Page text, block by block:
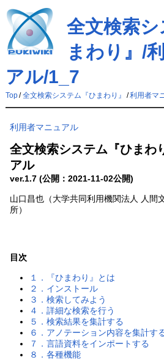
全文検索
まわり』/
アル/1_7
Top/ 全文検索システム『ひまわり』 /利用者マ
利用者マニュアル
全文検索システム『ひまわ
アル
ver.1.7 (公開：2021-11-02公開)
山口昌也（大学共同利用機関法人 人間
所）
目次
１．『ひまわり』とは
２．インストール
３．検索してみよう
４．詳細な検索を行う
５．検索結果を集計する
６．アノテーション内容を集計す
７．言語資料をインポートする
８．各種機能